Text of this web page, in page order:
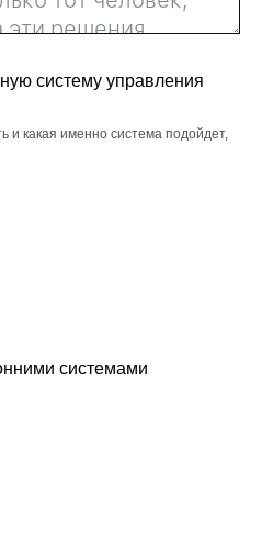
систему управления
и какая именно система подойдет,
системами